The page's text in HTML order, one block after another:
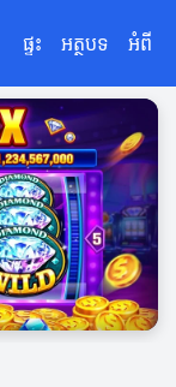
ផ្ទះ អត្ថបទ អំពី